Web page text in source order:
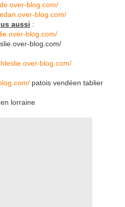
blog.com/
blog.com/
aussi :
blog.com/
blog.com/
blog.com/
patois vendéen tablier
lorraine